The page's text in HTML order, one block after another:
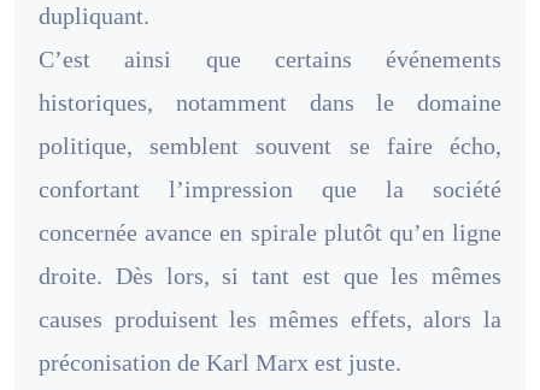
dupliquant.
C’est ainsi que certains événements
historiques, notamment dans le domaine
politique, semblent souvent se faire écho,
confortant l’impression que la société
concernée avance en spirale plutôt qu’en ligne
droite. Dès lors, si tant est que les mêmes
causes produisent les mêmes effets, alors la
préconisation de Karl Marx est juste.